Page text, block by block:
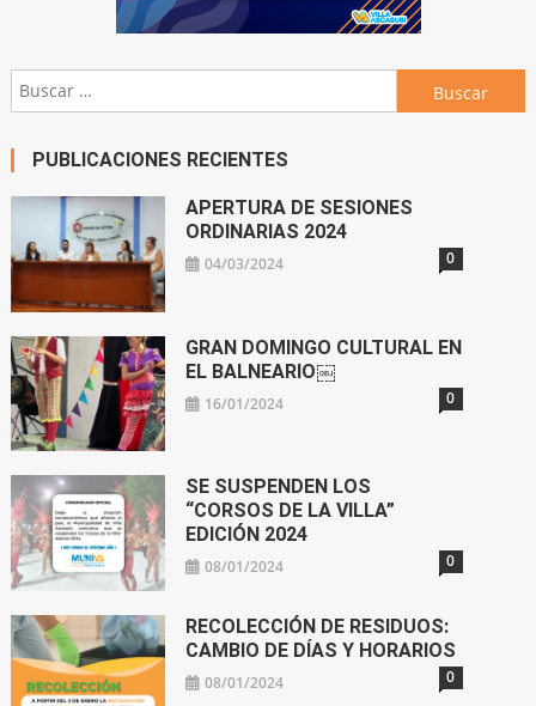
Buscar:
PUBLICACIONES RECIENTES
APERTURA DE SESIONES
ORDINARIAS 2024
04/03/2024 0
GRAN DOMINGO CULTURAL EN
EL BALNEARIO￼
16/01/2024 0
SE SUSPENDEN LOS
“CORSOS DE LA VILLA”
EDICIÓN 2024
08/01/2024 0
RECOLECCIÓN DE RESIDUOS:
CAMBIO DE DÍAS Y HORARIOS
08/01/2024 0